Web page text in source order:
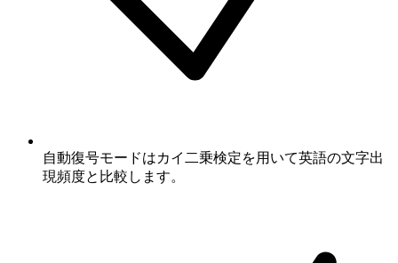
自動復号モードはカイ二乗検定を用いて英語の文字出
現頻度と比較します。